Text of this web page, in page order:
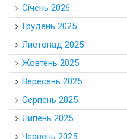
Січень 2026
Грудень 2025
Листопад 2025
Жовтень 2025
Вересень 2025
Серпень 2025
Липень 2025
Червень 2025